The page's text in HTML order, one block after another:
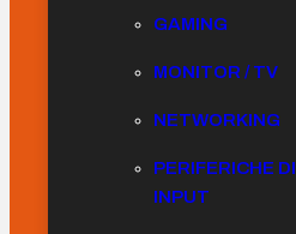
GAMING
MONITOR / TV
NETWORKING
PERIFERICHE DI
INPUT